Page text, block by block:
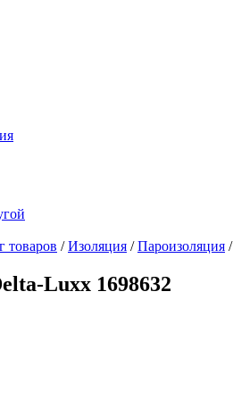
товаров / Изоляция / Пароизоляция /
Luxx 1698632